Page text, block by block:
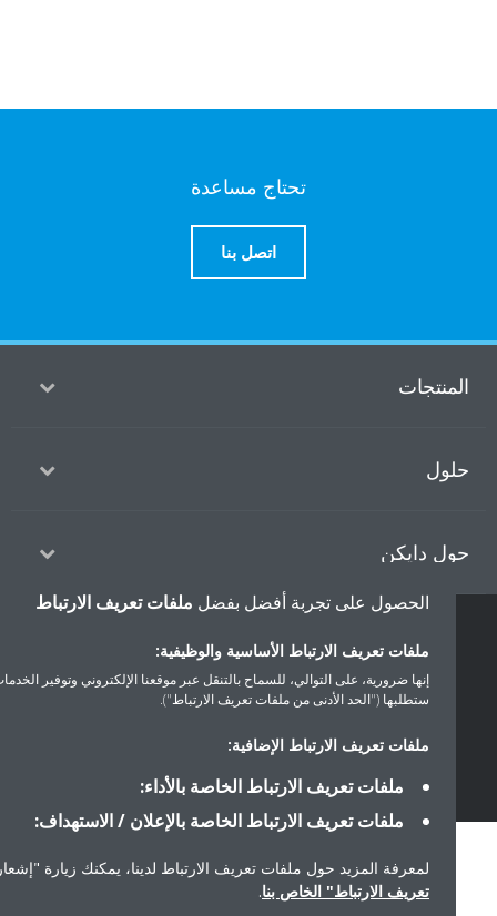
تحتاج مساعدة
اتصل بنا
دايكن
حقوق النشر © دايكن
إشعار قانوني
إشعار ملفات تعريف الارتباط
سياسة حماية البيانات
أخلاقيات الشركة
الحصول على تجربة أفضل بفضلملفات تعريف الارتباط
ملفات تعريف الارتباط الأساسية والوظيفية:
إنها ضرورية، على التوالي، للسماح بالتنقل عبر موقعنا الإلكتروني وتوفير الخدمات التي
ستطلبها ("الحد الأدنى من ملفات تعريف الارتباط").
ملفات تعريف الارتباط الإضافية:
ملفات تعريف الارتباط الخاصة بالأداء:
ملفات تعريف الارتباط الخاصة بالإعلان / الاستهداف:
لمعرفة المزيد حول ملفات تعريف الارتباط لدينا، يمكنك زيارة "إشعار
تعريف الارتباط" الخاص بنا.